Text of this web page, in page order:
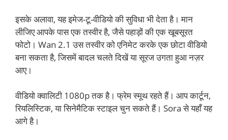
इसके अलावा, यह इमेज-टू-वीडियो की सुविधा भी देता है। मान
लीजिए आपके पास एक तस्वीर है, जैसे पहाड़ों की एक खूबसूरत
फोटो। Wan 2.1 उस तस्वीर को एनिमेट करके एक छोटा वीडियो
बना सकता है, जिसमें बादल चलते दिखें या सूरज उगता हुआ नज़र
आए।
वीडियो क्वालिटी 1080p तक है। फ्रेम स्मूथ रहते हैं। आप कार्टून,
रियलिस्टिक, या सिनेमैटिक स्टाइल चुन सकते हैं। Sora से यहाँ यह
आगे है।